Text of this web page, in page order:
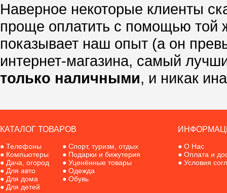
Наверное некоторые клиенты
проще оплатить с помощью той
показывает наш опыт (а он
интернет-магазина, самый
только наличными, и никак
КАТАЛОГ ТОВАРОВ
● Телефоны
● Компьютеры
● Дача, огород
● Для авто
● Для дома
● Для детей
● Спорт, туризм, отдых
● Подарки и бижутерия
● Уценённые товары
● Одежда
● Обувь
● О Нас
● Оплата и
● Условия